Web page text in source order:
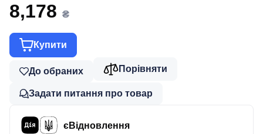
8,178 ₴
Купити
До обраних Порівняти
Задати питання про товар
єВідновлення